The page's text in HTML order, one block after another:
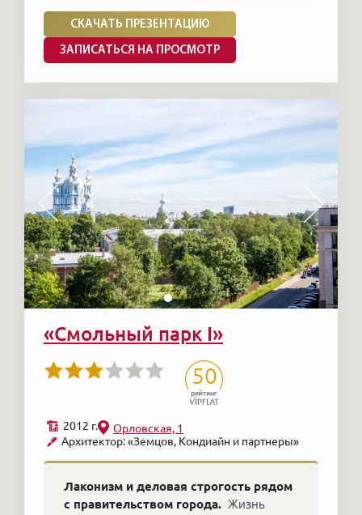
СКАЧАТЬ ПРЕЗЕНТАЦИЮ
ЗАПИСАТЬСЯ НА ПРОСМОТР
«Смольный парк I»
50
2012 г.
Архитектор: «Земцов, Кондиайн и партнеры»
Орловская, 1
Лаконизм и деловая строгость рядом
с правительством города. Жизнь